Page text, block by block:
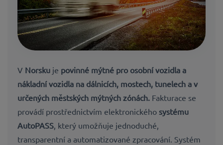
V Norsku je povinné mýtné pro osobní vozidla a
nákladní vozidla na dálnicích, mostech, tunelech a v
určených městských mýtných zónách. Fakturace se
provádí prostřednictvím elektronického systému
AutoPASS, který umožňuje jednoduché,
transparentní a automatizované zpracování. Systém